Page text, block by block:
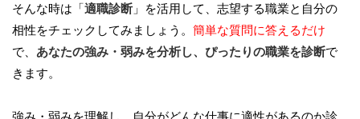
そんな時は「適職診断」を活用して、志望する職業と自分の
相性をチェックしてみましょう。 簡単な質問に答えるだけ
で、 あなたの強み・弱みを分析し、ぴったりの職業を診断で
きます。